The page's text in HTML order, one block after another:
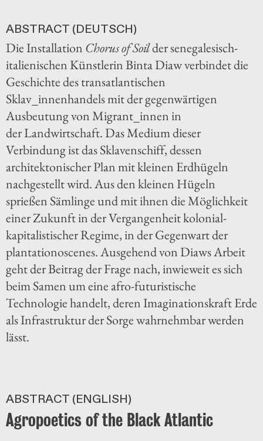
ABSTRACT (DEUTSCH)
Die Installation Chorus of Soilder senegalesisch-
italienischen Künstlerin Binta Diaw verbindet die
Geschichte des transatlantischen
Sklav_innenhandels mit der gegenwärtigen
Ausbeutung von Migrant_innen in
der Landwirtschaft. Das Medium dieser
Verbindung ist das Sklavenschiff, dessen
architektonischer Plan mit kleinen Erdhügeln
nachgestellt wird. Aus den kleinen Hügeln
sprießen Sämlinge und mit ihnen die Möglichkeit
einer Zukunft in der Vergangenheit kolonial-
kapitalistischer Regime, in der Gegenwart der
plantationoscenes. Ausgehend von Diaws Arbeit
geht der Beitrag der Frage nach, inwieweit es sich
beim Samen um eine afro-futuristische
Technologie handelt, deren Imaginationskraft Erde
als Infrastruktur der Sorge wahrnehmbar werden
lässt.
ABSTRACT (ENGLISH)
Agropoetics of the Black Atlantic